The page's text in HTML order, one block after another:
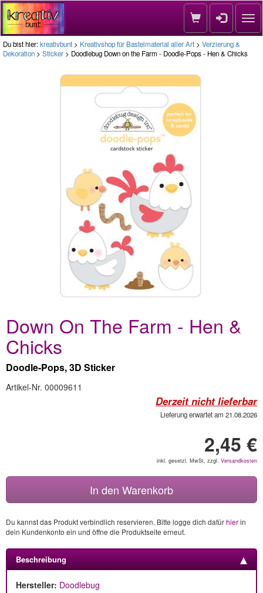
Du bist hier:kreativbunt > Kreativshop für Bastelmaterial aller Art > Verzierung &
Dekoration > Sticker > Doodlebug Down on the Farm - Doodle-Pops - Hen & Chicks
Down On The Farm - Hen &
Chicks
Doodle-Pops, 3D Sticker
Artikel-Nr. 00009611
Derzeit nicht lieferbar
Lieferung erwartet am 21.08.2026
2,45 €
inkl. gesetzl. MwSt, zzgl. Versandkosten
In den Warenkorb
Du kannst das Produkt verbindlich reservieren. Bitte logge dich dafürhierin
dein Kundenkonto ein und öffne die Produktseite erneut.
Beschreibung
Hersteller: Doodlebug